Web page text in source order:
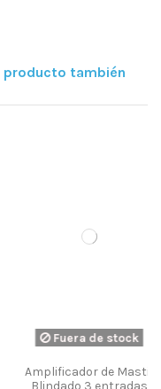
producto también
Amplificador de Mastil
NanoKom 3e 1s